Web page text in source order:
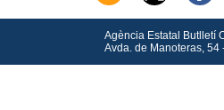
Agència Estatal Butlletí
Avda.de Manoteras, 54